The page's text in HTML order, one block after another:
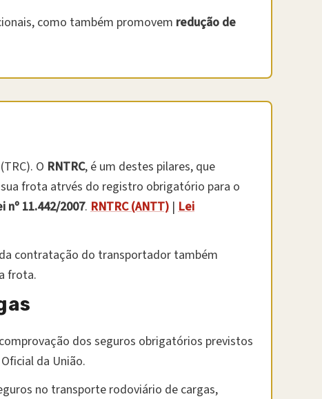
como também promovem redução de
O RNTRC, é um destes pilares, que
frota atrvés do registro obrigatório para o
nº 11.442/2007. RNTRC (ANTT) | Lei
contratação do transportador também
frota.
dos seguros obrigatórios previstos
da União.
no transporte rodoviário de cargas,